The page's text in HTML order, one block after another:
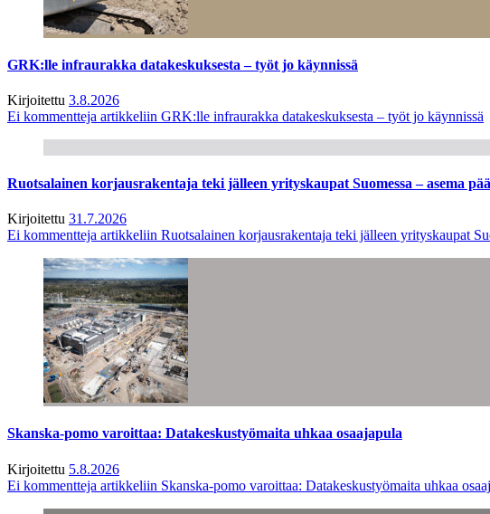
GRK:lle infraurakka datakeskuksesta – työt jo käynnissä
Kirjoitettu 3.8.2026
Ei kommentteja artikkeliin GRK:lle infraurakka datakeskuksesta – työt jo käynnissä
Ruotsalainen korjausrakentaja teki jälleen yrityskaupat Suomessa – asema
Kirjoitettu 31.7.2026
Ei kommentteja artikkeliin Ruotsalainen korjausrakentaja teki jälleen yrityskaupat
Skanska-pomo varoittaa: Datakeskustyömaita uhkaa osaajapula
Kirjoitettu 5.8.2026
Ei kommentteja artikkeliin Skanska-pomo varoittaa: Datakeskustyömaita uhkaa